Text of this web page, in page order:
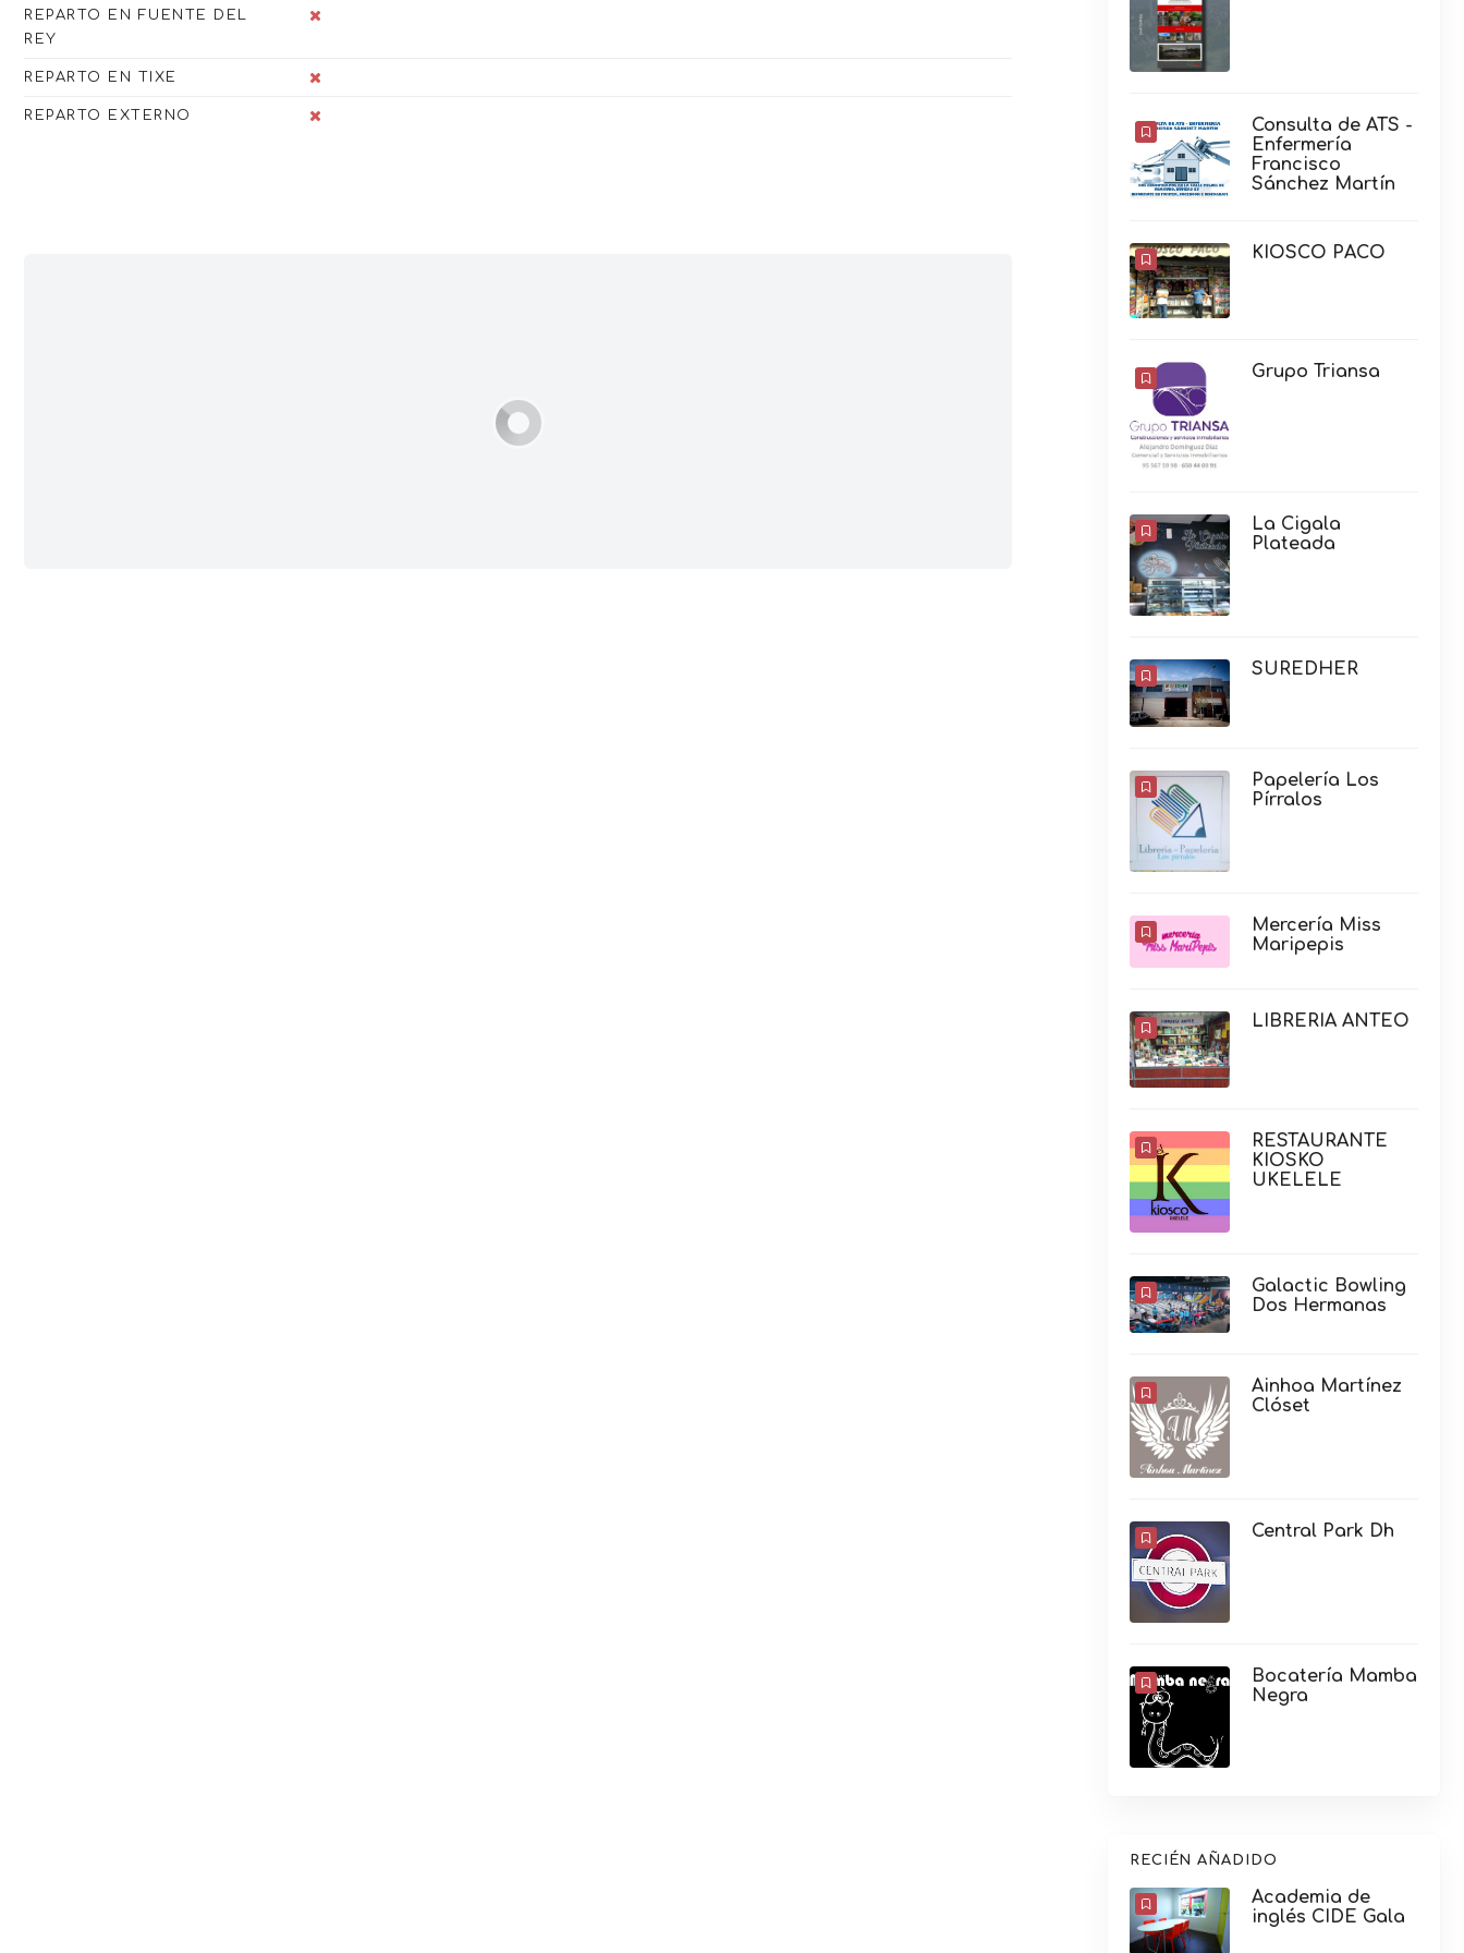
REPARTO EN FUENTE DEL
REY
REPARTO EN TIXE
REPARTO EXTERNO
Consulta de ATS -
Enfermería
Francisco
Sánchez Martín
KIOSCO PACO
Grupo Triansa
La Cigala
Plateada
SUREDHER
Papelería Los
Pírralos
Mercería Miss
Maripepis
LIBRERIA ANTEO
RESTAURANTE
KIOSKO
UKELELE
Galactic Bowling
Dos Hermanas
Ainhoa Martínez
Clóset
Central Park Dh
Bocatería Mamba
Negra
RECIÉN AÑADIDO
Academia de
inglés CIDE Gala